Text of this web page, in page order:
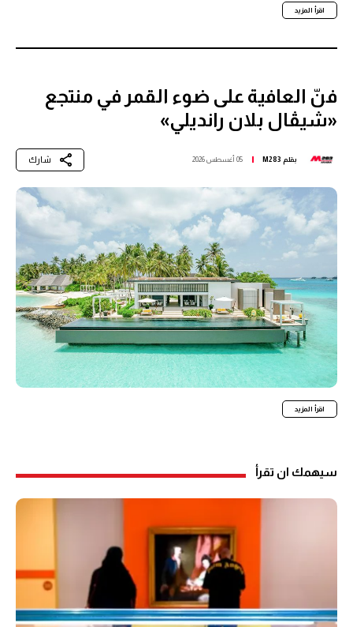
اقرأ المزيد
فنّ العافية على ضوء القمر في منتجع
«شيڤال بلان رانديلي»
بقلم M283 05 أغسطس 2026 شارك
اقرأ المزيد
سيهمك ان تقرأ